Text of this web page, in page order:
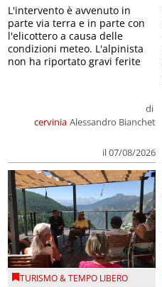
cervinia
di
Alessandro Bianchet
il 07/08/2026
L'intervento è avvenuto in
parte via terra e in parte con
l'elicottero a causa delle
condizioni meteo. L'alpinista
non ha riportato gravi ferite
TURISMO & TEMPO LIBERO